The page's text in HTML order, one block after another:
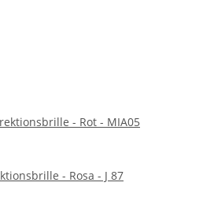
- Rot - MIA05